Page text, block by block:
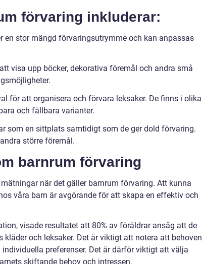
förvaring inkluderar:
en stor mängd förvaringsutrymme och kan anpassas
visa upp böcker, dekorativa föremål och andra små
för att organisera och förvara leksaker. De finns i olika
och fällbara varianter.
som en sittplats samtidigt som de ger dold förvaring.
större föremål.
barnrum förvaring
när det gäller barnrum förvaring. Att kunna
våra barn är avgörande för att skapa en effektiv och
visade resultatet att 80% av föräldrar ansåg att de
och leksaker. Det är viktigt att notera att behoven
preferenser. Det är därför viktigt att välja
skiftande behov och intressen.